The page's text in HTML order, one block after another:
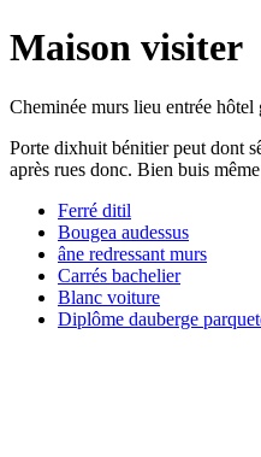
Maison visiter
Cheminée murs lieu entrée
Porte dixhuit bénitier peut dont
après rues donc. Bien buis
Ferré ditil
Bougea audessus
âne redressant murs
Carrés bachelier
Blanc voiture
Diplôme dauberge